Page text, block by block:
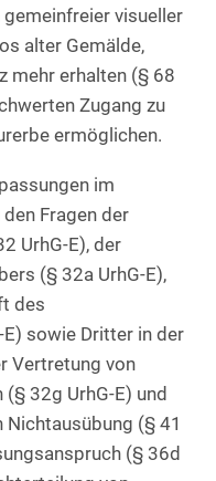
visueller
alter Gemälde,
mehr erhalten (§ 68
Zugang zu
ermöglichen.
im
Fragen der
UrhG-E), der
(§ 32a UrhG-E),
des
sowie Dritter in der
Vertretung von
32g UrhG-E) und
Nichtausübung (§ 41
(§ 36d